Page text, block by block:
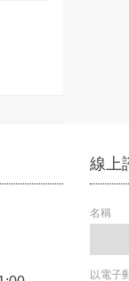
線上
名稱
以電子